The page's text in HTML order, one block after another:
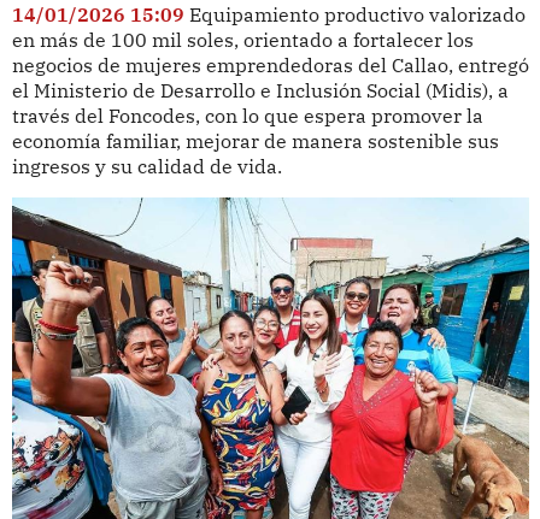
14/01/2026 15:09 Equipamiento productivo valorizado
en más de 100 mil soles, orientado a fortalecer los
negocios de mujeres emprendedoras del Callao, entregó
el Ministerio de Desarrollo e Inclusión Social (Midis), a
través del Foncodes, con lo que espera promover la
economía familiar, mejorar de manera sostenible sus
ingresos y su calidad de vida.